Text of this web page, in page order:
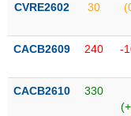
CVRE2602 30
CACB2609 240 -
CACB2610 330
VỤ
THÔNG